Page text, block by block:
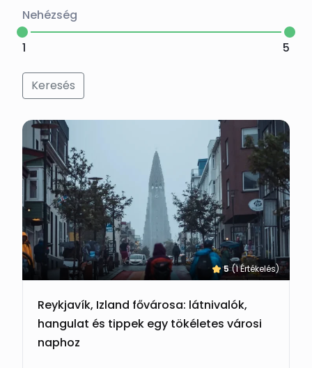
Nehézség
1 5
Keresés
5 (1 Értékelés)
Reykjavík, Izland fővárosa: látnivalók,
hangulat és tippek egy tökéletes városi
naphoz